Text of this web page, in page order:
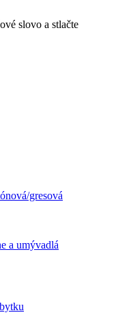
slovo a stlačte
gresová
a umývadlá